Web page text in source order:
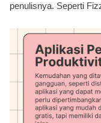
penulisnya. Seperti